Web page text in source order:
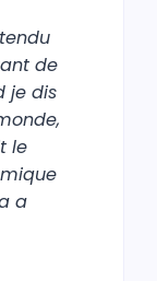
de
je dis
le
a